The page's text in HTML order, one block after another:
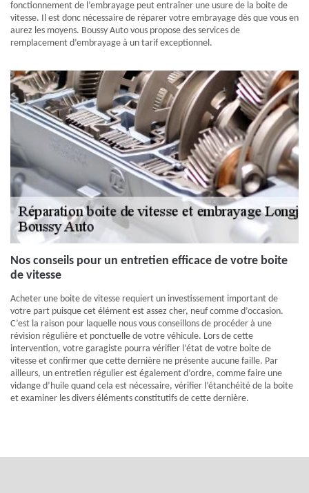
fonctionnement de l’embrayage peut entraîner une usure de la boite de
vitesse. Il est donc nécessaire de réparer votre embrayage dès que vous en
aurez les moyens. Boussy Auto vous propose des services de
remplacement d’embrayage à un tarif exceptionnel.
Nos conseils pour un entretien efficace de votre boite
de vitesse
Acheter une boite de vitesse requiert un investissement important de
votre part puisque cet élément est assez cher, neuf comme d’occasion.
C’est la raison pour laquelle nous vous conseillons de procéder à une
révision régulière et ponctuelle de votre véhicule. Lors de cette
intervention, votre garagiste pourra vérifier l’état de votre boite de
vitesse et confirmer que cette dernière ne présente aucune faille. Par
ailleurs, un entretien régulier est également d’ordre, comme faire une
vidange d’huile quand cela est nécessaire, vérifier l’étanchéité de la boite
et examiner les divers éléments constitutifs de cette dernière.